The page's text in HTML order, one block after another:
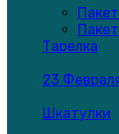
Тарелка
23
Шкатулки